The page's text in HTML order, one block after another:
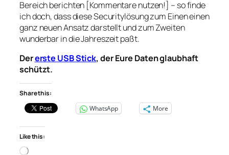
Bereich berichten [Kommentare nutzen!] – so finde
ich doch, dass diese Securitylösung zum Einen einen
ganz neuen Ansatz darstellt und zum Zweiten
wunderbar in die Jahreszeit paßt.
Dererste USB Stick, der Eure Daten glaubhaft
schützt.
Share this:
WhatsApp
More
Like this:
Loading…